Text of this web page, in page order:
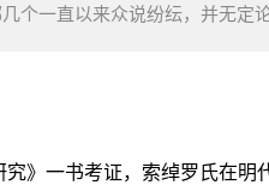
个一直以来众说纷纭，并无定论
一书考证，索绰罗氏在明